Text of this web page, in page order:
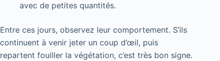
avec de petites quantités.
Entre ces jours, observez leur comportement. S’ils
continuent à venir jeter un coup d’œil, puis
repartent fouiller la végétation, c’est très bon signe.